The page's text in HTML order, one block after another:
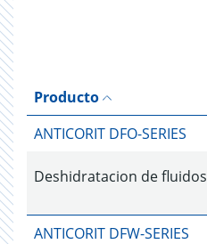
Producto
ANTICORIT DFO-SERIES
Deshidratacion de fluidos
ANTICORIT DFW-SERIES